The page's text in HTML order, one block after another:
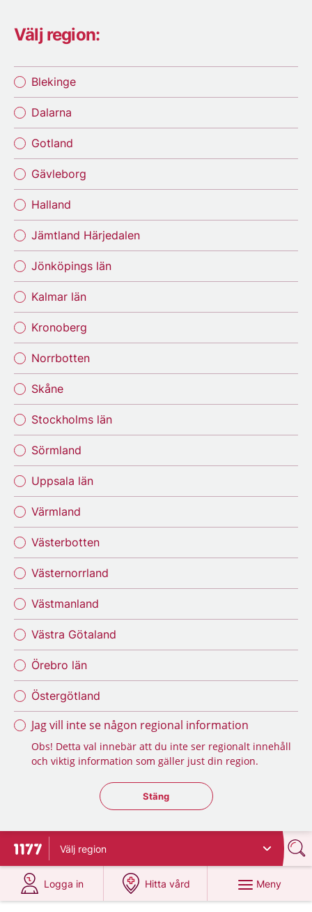
Välj region:
Blekinge
Dalarna
Gotland
Gävleborg
Halland
Jämtland Härjedalen
Jönköpings län
Kalmar län
Kronoberg
Norrbotten
Skåne
Stockholms län
Sörmland
Uppsala län
Värmland
Västerbotten
Västernorrland
Västmanland
Västra Götaland
Örebro län
Östergötland
Jag vill inte se någon regional information
Obs! Detta val innebär att du inte ser regionalt innehåll
och viktig information som gäller just din region.
Stäng regionsväljaren
Stäng
Till startsidan för 1177
Välj region
Logga in
på 1177.se
Hitta vård
på 1177.se
Meny